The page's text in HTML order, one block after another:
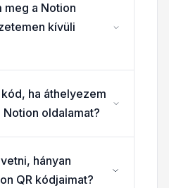
meg a Notion
kívüli
ha áthelyezem
oldalamat?
hányan
QR kódjaimat?